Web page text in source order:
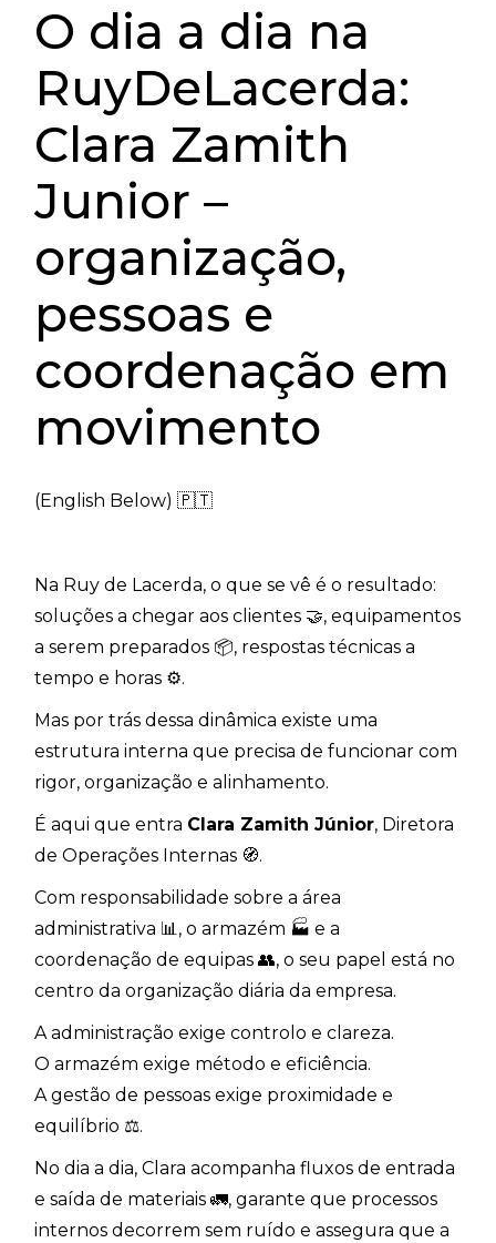
O dia a dia na
RuyDeLacerda:
Clara Zamith
Junior –
organização,
pessoas e
coordenação em
movimento
(English Below) 🇵🇹
Na Ruy de Lacerda, o que se vê é o resultado:
soluções a chegar aos clientes 🤝, equipamentos
a serem preparados 📦, respostas técnicas a
tempo e horas ⚙️.
Mas por trás dessa dinâmica existe uma
estrutura interna que precisa de funcionar com
rigor, organização e alinhamento.
É aqui que entra Clara Zamith Júnior, Diretora
de Operações Internas 🧭.
Com responsabilidade sobre a área
administrativa 📊, o armazém 🏭 e a
coordenação de equipas 👥, o seu papel está no
centro da organização diária da empresa.
A administração exige controlo e clareza.
O armazém exige método e eficiência.
A gestão de pessoas exige proximidade e
equilíbrio ⚖️.
No dia a dia, Clara acompanha fluxos de entrada
e saída de materiais 🚛, garante que processos
internos decorrem sem ruído e assegura que a